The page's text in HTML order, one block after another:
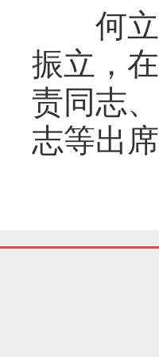
何立峰
振立，
责同志
志等出席